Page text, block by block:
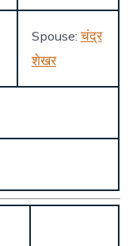
Spouse:चंद्र
शेखर